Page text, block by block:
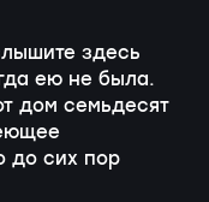
здесь
ею не была.
дом семьдесят
до сих пор